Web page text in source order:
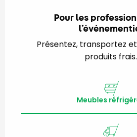
Pour les
Présentez, transportez
produits frais.
Meubles